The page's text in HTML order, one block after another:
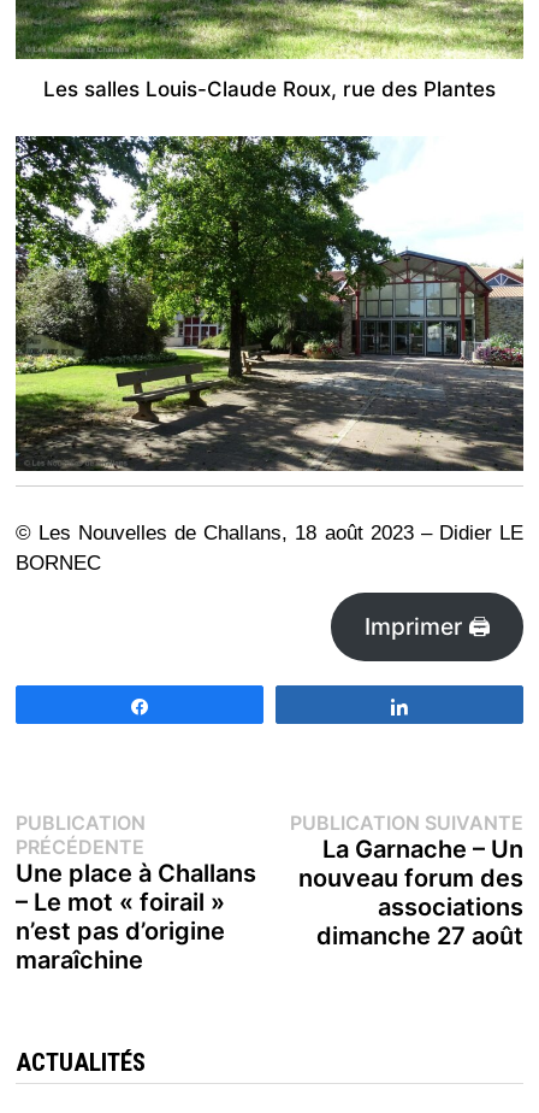
Les salles Louis-Claude Roux, rue des Plantes
© Les Nouvelles de Challans, 18 août 2023 – Didier LE
BORNEC
Imprimer 🖨
Navigation
de
l’article
PUBLICATION
PRÉCÉDENTEPublication
précédente :
Une place à Challans
– Le mot « foirail »
n’est pas d’origine
maraîchine
PUBLICATION SUIVANTE
La Garnache – Un
nouveau forum des
associations
dimanche 27 août
ACTUALITÉS